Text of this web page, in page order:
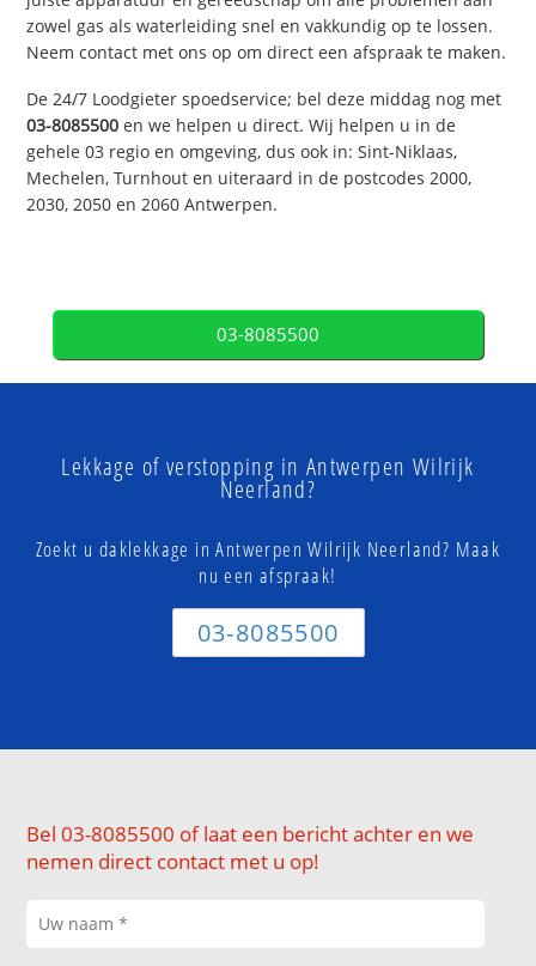
zowel gas als waterleiding snel en vakkundig op te lossen.
Neem contact met ons op om direct een afspraak te maken.
De 24/7 Loodgieter spoedservice; bel deze middag nog met
03-8085500 en we helpen u direct. Wij helpen u in de
gehele 03 regio en omgeving, dus ook in: Sint-Niklaas,
Mechelen, Turnhout en uiteraard in de postcodes 2000,
2030, 2050 en 2060 Antwerpen.
03-8085500
Lekkage of verstopping in Antwerpen Wilrijk
Neerland?
Zoekt u daklekkage in Antwerpen Wilrijk Neerland? Maak
nu een afspraak!
03-8085500
Bel 03-8085500 of laat een bericht achter en we
nemen direct contact met u op!